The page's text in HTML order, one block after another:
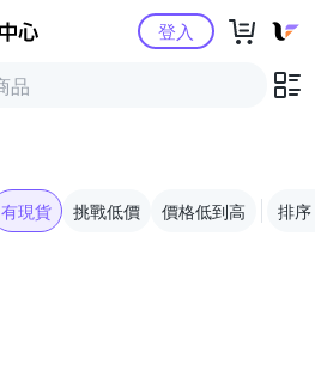
Yahoo購物中心登入
有現貨 挑戰低價 價格低到高 排序